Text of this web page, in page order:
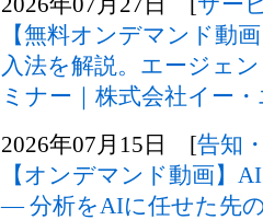
【無料オンデマンド動
入法を解説。エージェ
ミナー｜株式会社イー
2026年07月15日 [告知
【オンデマンド動画】
― 分析をAIに任せた先